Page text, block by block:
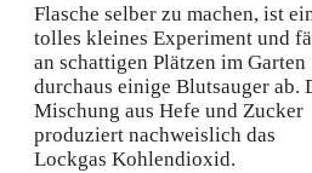
Flasche selber zu machen, ist
tolles kleines Experiment und
an schattigen Plätzen im Garten
durchaus einige Blutsauger ab.
Mischung aus Hefe und Zucker
produziert nachweislich das
Lockgas Kohlendioxid.